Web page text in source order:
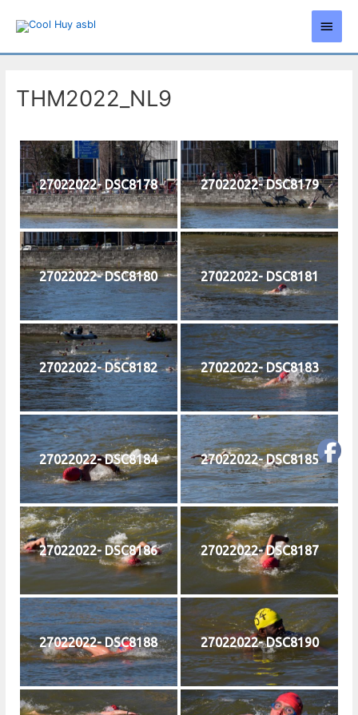
Menu
THM2022_NL9
27022022- DSC8178 27022022- DSC8179
27022022- DSC8180 27022022- DSC8181
27022022- DSC8182 27022022- DSC8183
27022022- DSC8184 27022022- DSC8185
27022022- DSC8186 27022022- DSC8187
27022022- DSC8188 27022022- DSC8190